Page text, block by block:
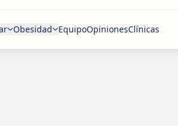
Obesidad EquipoOpinionesClínicas